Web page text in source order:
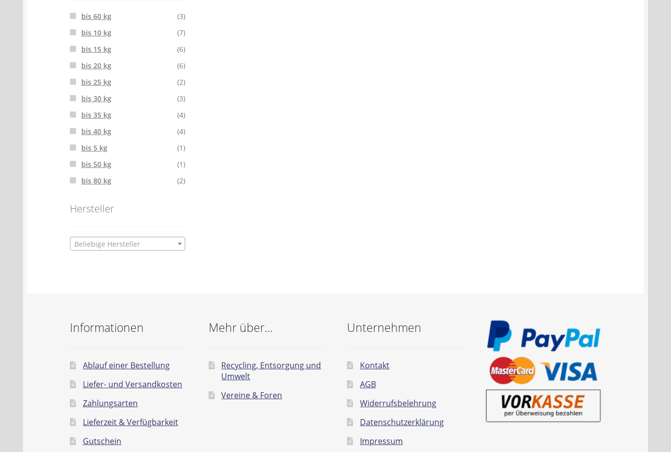
bis 60 kg
(3)
bis 10 kg
(7)
bis 15 kg
(6)
bis 20 kg
(6)
bis 25 kg
(2)
bis 30 kg
(3)
bis 35 kg
(4)
bis 40 kg
(4)
bis 5 kg
(1)
bis 50 kg
(1)
bis 80 kg
(2)
Hersteller
Beliebige Hersteller
Informationen
Ablauf einer Bestellung
Liefer- und Versandkosten
Zahlungsarten
Lieferzeit & Verfügbarkeit
Gutschein
Mehr über…
Recycling, Entsorgung und
Umwelt
Vereine & Foren
Unternehmen
Kontakt
AGB
Widerrufsbelehrung
Datenschutzerklärung
Impressum